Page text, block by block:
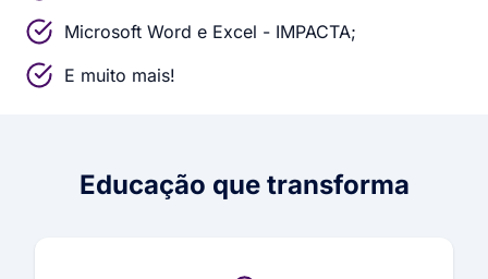
Microsoft Word e Excel - IMPACTA;
E muito mais!
Educação que transforma